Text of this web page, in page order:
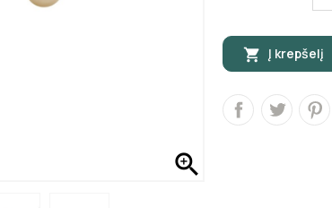

 Į krepšelį